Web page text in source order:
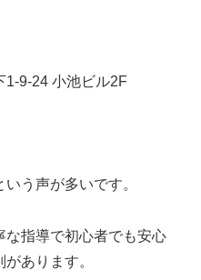
1-9-24 小池ビル2F
う声が多いです。
な指導で初心者でも安心
あります。